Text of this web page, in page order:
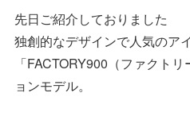
先日ご紹介しておりました
独創的なデザインで人気のア
「FACTORY900（ファクト
ョンモデル。